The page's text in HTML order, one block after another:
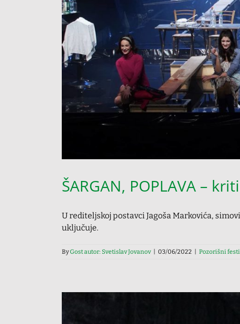
ŠARGAN, POPLAVA –
U rediteljskoj postavci Jagoša Markovića,
uključuje.
ByGost autor: Svetislav Jovanov 03/06/2022 Pozorišni